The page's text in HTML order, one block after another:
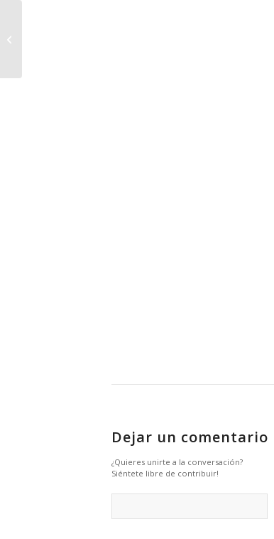
Dejar un comentario
¿Quieres unirte a la conversación?
Siéntete libre de contribuir!